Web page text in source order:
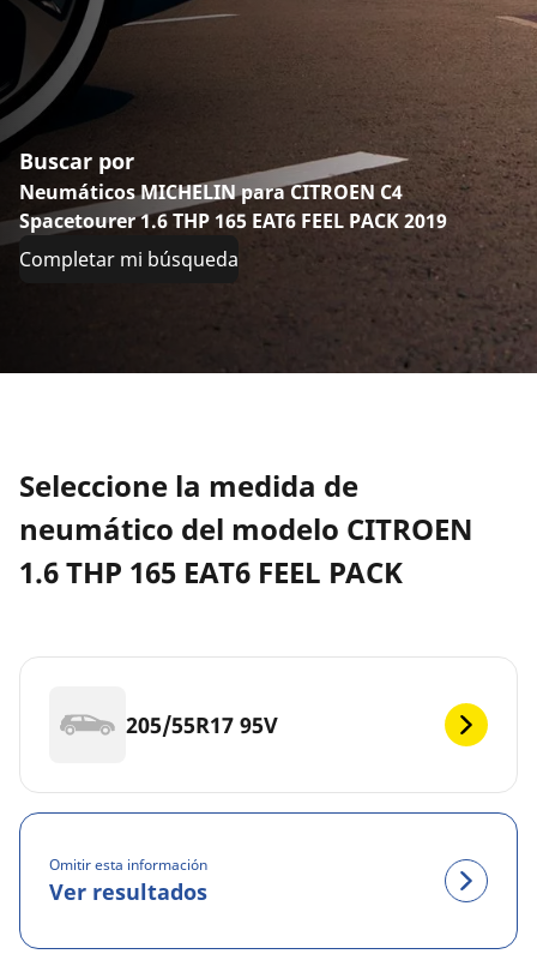
Buscar por
Neumáticos MICHELIN para CITROEN C4
Spacetourer 1.6 THP 165 EAT6 FEEL PACK 2019
Completar mi búsqueda
Seleccione la medida de
neumático del modelo CITROEN
1.6 THP 165 EAT6 FEEL PACK
205/55R17 95V
Omitir esta información
Ver resultados